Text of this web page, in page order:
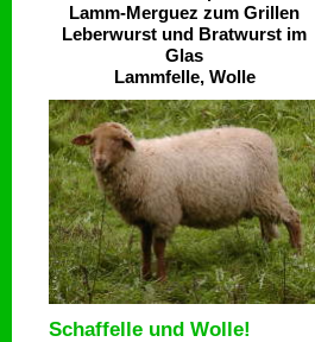
Lamm-Merguez zum Grillen
Leberwurst und Bratwurst im
Glas
Lammfelle, Wolle
Schaffelle und Wolle!